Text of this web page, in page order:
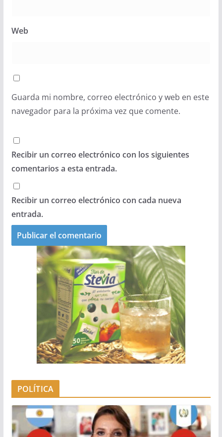
Web
Guarda mi nombre, correo electrónico y web en este
navegador para la próxima vez que comente.
Recibir un correo electrónico con los siguientes
comentarios a esta entrada.
Recibir un correo electrónico con cada nueva
entrada.
POLÍTICA